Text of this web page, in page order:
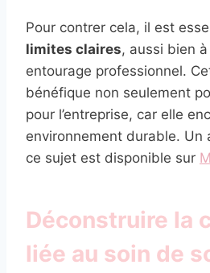
Pour contrer cela, il est
limites claires, aussi bien à
entourage professionnel.
bénéfique non seulement
pour l’entreprise, car elle
environnement durable.
ce sujet est disponible sur
Déconstruire la
liée au soin de